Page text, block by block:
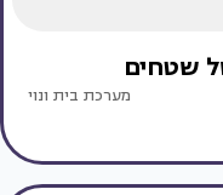
שטחים
מערכת בית ונוי